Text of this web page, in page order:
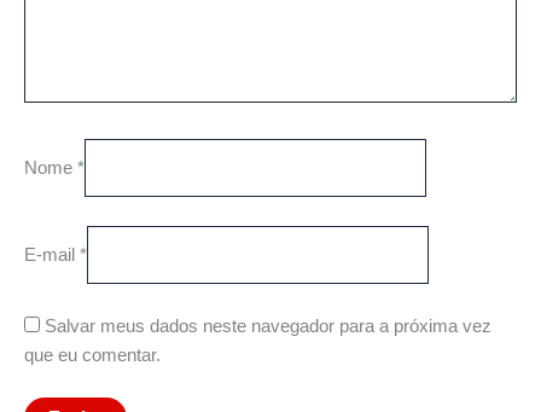
Nome *
E-mail *
Salvar meus dados neste navegador para a próxima vez
que eu comentar.